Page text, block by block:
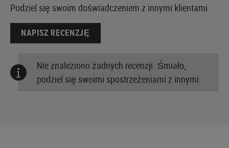
Podziel się swoim doświadczeniem z innymi klientami.
NAPISZ RECENZJĘ
Nie znaleziono żadnych recenzji. Śmiało,
podziel się swoimi spostrzeżeniami z innymi.